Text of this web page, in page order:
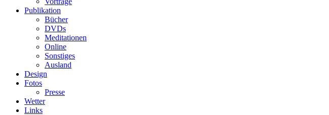
Publikation
Bücher
DVDs
Meditationen
Online
Sonstiges
Ausland
Design
Fotos
Presse
Wetter
Links